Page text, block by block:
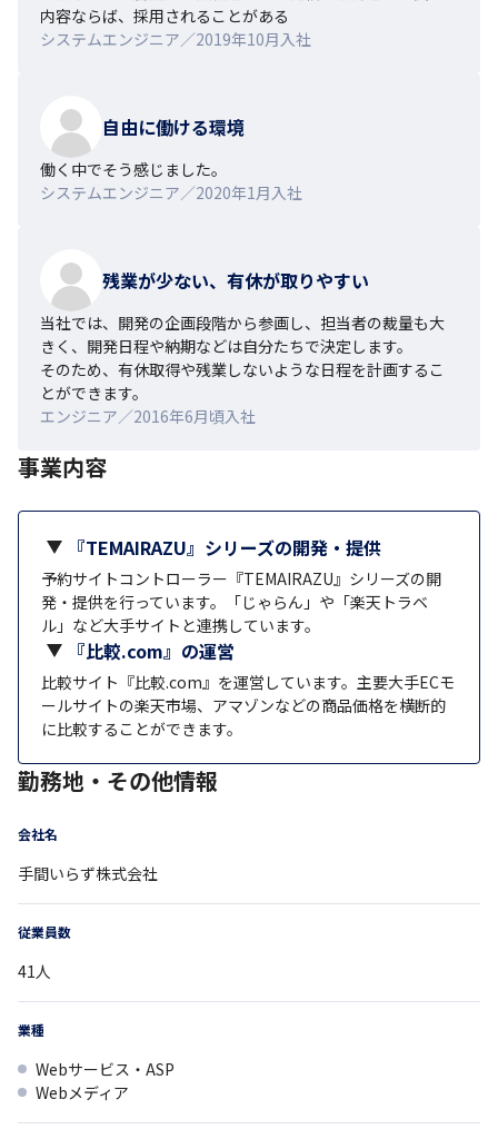
内容ならば、採用されることがある
システムエンジニア／2019年10月入社
自由に働ける環境
働く中でそう感じました。
システムエンジニア／2020年1月入社
残業が少ない、有休が取りやすい
当社では、開発の企画段階から参画し、担当者の裁量も大
きく、開発日程や納期などは自分たちで決定します。
そのため、有休取得や残業しないような日程を計画するこ
とができます。
エンジニア／2016年6月頃入社
事業内容
『TEMAIRAZU』シリーズの開発・提供
予約サイトコントローラー『TEMAIRAZU』シリーズの開
発・提供を行っています。「じゃらん」や「楽天トラベ
ル」など大手サイトと連携しています。
『比較.com』の運営
比較サイト『比較.com』を運営しています。主要大手ECモ
ールサイトの楽天市場、アマゾンなどの商品価格を横断的
に比較することができます。
勤務地・その他情報
会社名
手間いらず株式会社
従業員数
41 人
業種
Webサービス・ASP
Webメディア